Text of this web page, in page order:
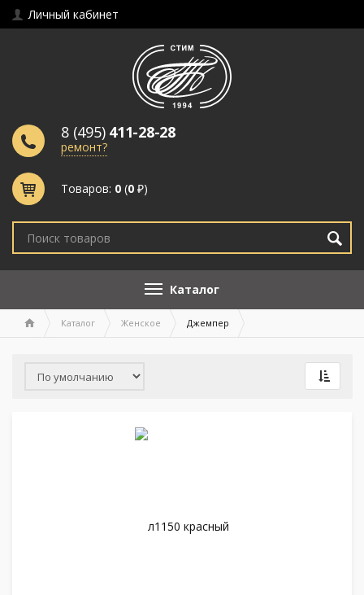
Личный кабинет
8 (495) 411-28-28
ремонт?
Товаров: 0 (0 ₽)
Каталог
Каталог Женское Джемпер